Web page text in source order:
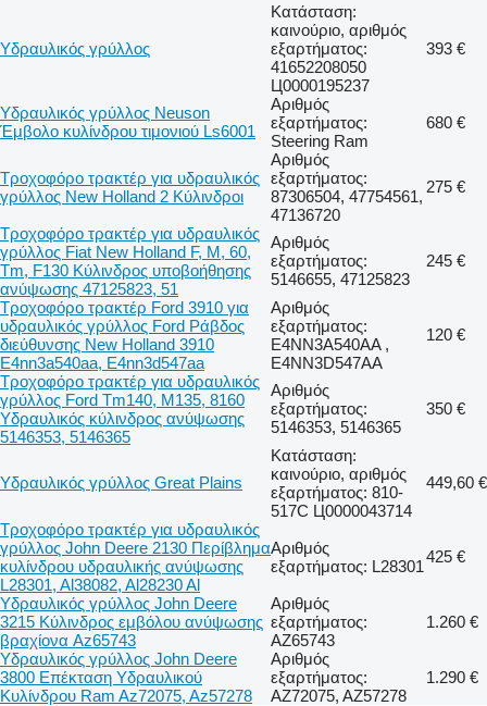
Υδραυλικός γρύλλος
Κατάσταση:
καινούριο, αριθμός
εξαρτήματος:
41652208050
Ц0000195237
393 €
Υδραυλικός γρύλλος Neuson
Έμβολο κυλίνδρου τιμονιού Ls6001
Αριθμός
εξαρτήματος:
Steering Ram
680 €
Τροχοφόρο τρακτέρ για υδραυλικός
γρύλλος New Holland 2 Κύλινδροι
Αριθμός
εξαρτήματος:
87306504, 47754561,
47136720
275 €
Τροχοφόρο τρακτέρ για υδραυλικός
γρύλλος Fiat New Holland F, M, 60,
Tm, F130 Κύλινδρος υποβοήθησης
ανύψωσης 47125823, 51
Αριθμός
εξαρτήματος:
5146655, 47125823
245 €
Τροχοφόρο τρακτέρ Ford 3910 για
υδραυλικός γρύλλος Ford Ράβδος
διεύθυνσης New Holland 3910
E4nn3a540aa, E4nn3d547aa
Αριθμός
εξαρτήματος:
E4NN3A540AA ,
E4NN3D547AA
120 €
Τροχοφόρο τρακτέρ για υδραυλικός
γρύλλος Ford Tm140, M135, 8160
Υδραυλικός κύλινδρος ανύψωσης
5146353, 5146365
Αριθμός
εξαρτήματος:
5146353, 5146365
350 €
Υδραυλικός γρύλλος Great Plains
Κατάσταση:
καινούριο, αριθμός
εξαρτήματος: 810-
517C Ц0000043714
449,60 €
Τροχοφόρο τρακτέρ για υδραυλικός
γρύλλος John Deere 2130 Περίβλημα
κυλίνδρου υδραυλικής ανύψωσης
L28301, Al38082, Al28230 Al
Αριθμός
εξαρτήματος: L28301
425 €
Υδραυλικός γρύλλος John Deere
3215 Κύλινδρος εμβόλου ανύψωσης
βραχίονα Az65743
Αριθμός
εξαρτήματος:
AZ65743
1.260 €
Υδραυλικός γρύλλος John Deere
3800 Επέκταση Υδραυλικού
Κυλίνδρου Ram Az72075, Az57278
Αριθμός
εξαρτήματος:
AZ72075, AZ57278
1.290 €